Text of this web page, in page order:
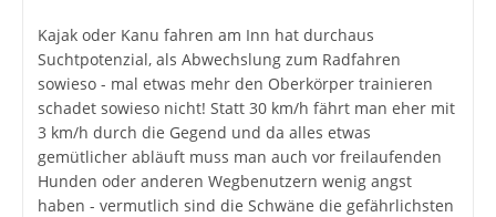
Kajak oder Kanu fahren am Inn hat durchaus
Suchtpotenzial, als Abwechslung zum Radfahren
sowieso - mal etwas mehr den Oberkörper trainieren
schadet sowieso nicht! Statt 30 km/h fährt man eher mit
3 km/h durch die Gegend und da alles etwas
gemütlicher abläuft muss man auch vor freilaufenden
Hunden oder anderen Wegbenutzern wenig angst
haben - vermutlich sind die Schwäne die gefährlichsten